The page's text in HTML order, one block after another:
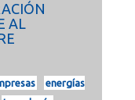
AL
energías